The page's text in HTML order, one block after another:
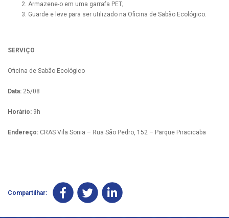
Armazene-o em uma garrafa PET;
Guarde e leve para ser utilizado na Oficina de Sabão Ecológico.
SERVIÇO
Oficina de Sabão Ecológico
Data: 25/08
Horário: 9h
Endereço: CRAS Vila Sonia – Rua São Pedro, 152 – Parque Piracicaba
Compartilhar: